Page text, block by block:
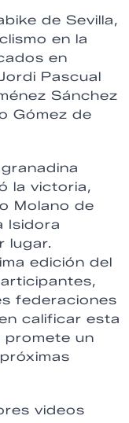
de Sevilla,
en la
en
Pascual
Sánchez
Gómez de
la victoria,
Molano de
Isidora
lugar.
edición del
federaciones
calificar esta
promete un
videos